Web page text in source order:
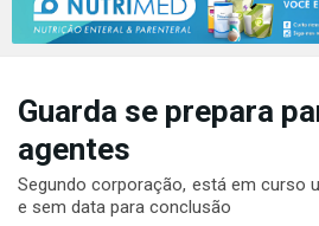
TV
Guarda se prepara
agentes
Segundo corporação, está em curso
e sem data para conclusão